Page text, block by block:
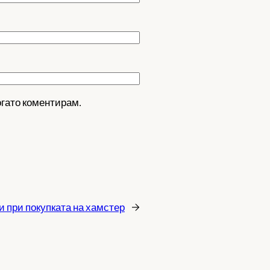
коментирам.
при покупката на хамстер →